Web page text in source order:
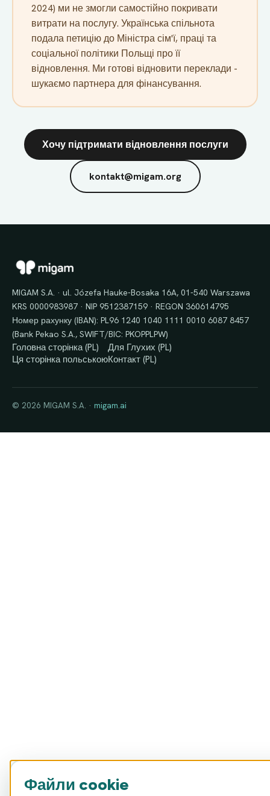
2024) ми не змогли самостійно покривати
витрати на послугу. Українська спільнота
подала петицію до Міністра сім'ї, праці та
соціальної політики Польщі про її
відновлення. Ми готові відновити переклади -
шукаємо партнера для фінансування.
Хочу підтримати відновлення послуги
kontakt@migam.org
MIGAM S.A. · ul. Józefa Hauke-Bosaka 16A, 01-540 Warszawa
KRS 0000983987 · NIP 9512387159 · REGON 360614795
Номер рахунку (IBAN): PL96 1240 1040 1111 0010 6087 8457
(Bank Pekao S.A., SWIFT/BIC: PKOPPLPW)
Головна сторінка (PL)
Ця сторінка польською
Для Глухих (PL)
Контакт (PL)
© 2026 MIGAM S.A. · migam.ai
Файли cookie